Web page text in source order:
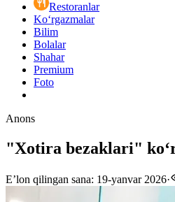
Restoranlar
Ko‘rgazmalar
Bilim
Bolalar
Shahar
Premium
Foto
Anons
"Xotira bezaklari"
E’lon qilingan sana: 19-yanvar 2026·